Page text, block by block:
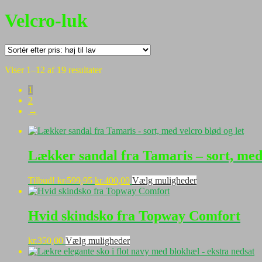
Velcro-luk
Viser 1–12 af 19 resultaterSorteret
1
2
→
Lækker sandal fra Tamaris – sort,
Tilbud! kr.599,95 Den
oprindelige
var:
kr.599,95.
kr.400,00Den
aktuelle
kr.400,00.
Vælg mulighederDette
flere
varianter.
vælges
Hvid skindsko fra Topway Comfort
kr.350,00 Vælg mulighederDette
vare